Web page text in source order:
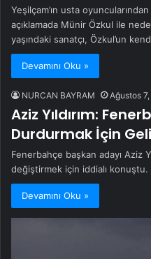
Yeşilçam’ın usta
açıklamada Münir Özkul ile
yaşındaki sanatçı, Özkul’un
Devamını Oku »
NURCAN BAYRAM Ağustos
Aziz Yıldırım:
Durdurmak İçin
Fenerbahçe başkan adayı Aziz
değiştirmek için iddialı konuştu.
Devamını Oku »